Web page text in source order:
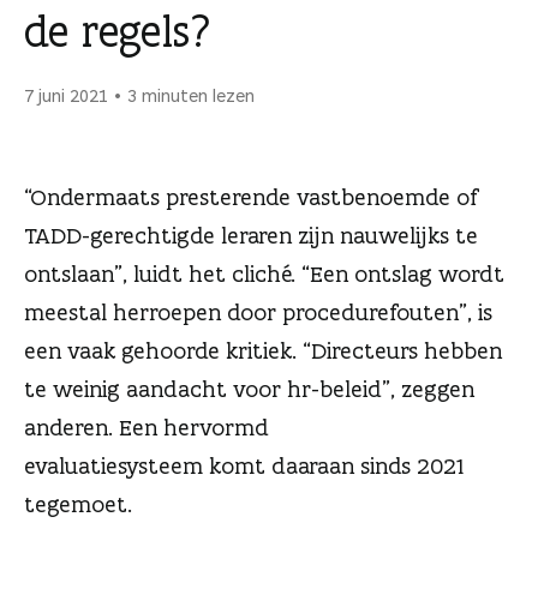
de regels?
7 juni 2021 3 minuten lezen
“Ondermaats presterende vastbenoemde of
TADD-gerechtigde leraren zijn nauwelijks te
ontslaan”, luidt het cliché. “Een ontslag wordt
meestal herroepen door procedurefouten”, is
een vaak gehoorde kritiek. “Directeurs hebben
te weinig aandacht voor hr-beleid”, zeggen
anderen. Een hervormd
evaluatiesysteem komt daaraan sinds 2021
tegemoet.